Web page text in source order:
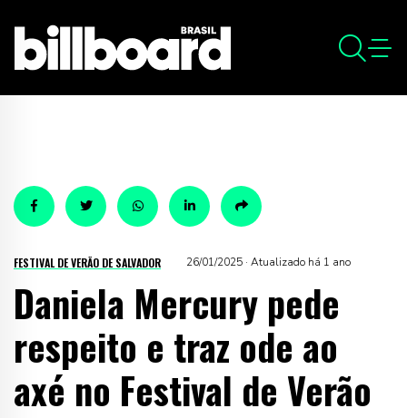
FESTIVAL DE VERÃO DE SALVADOR 26/01/2025 · Atualizado há 1 ano
Daniela Mercury pede
respeito e traz ode ao
axé no Festival de Verão